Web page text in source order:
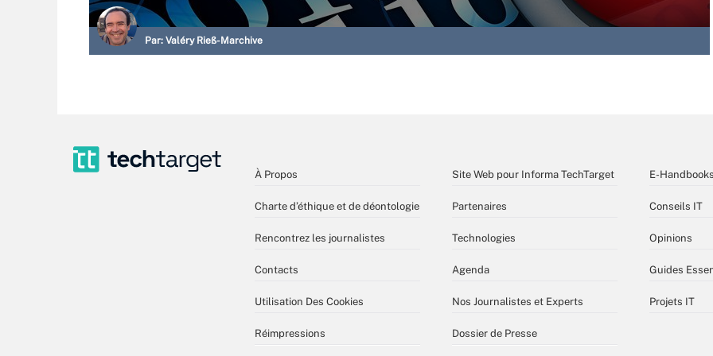
Par: Valéry Rieß-Marchive
À Propos
Charte d’éthique et de déontologie
Rencontrez les journalistes
Contacts
Utilisation Des Cookies
Réimpressions
Site Web pour Informa TechTarget
Partenaires
Technologies
Agenda
Nos Journalistes et Experts
Dossier de Presse
E-Handbooks
Conseils IT
Opinions
Guides
Projets IT